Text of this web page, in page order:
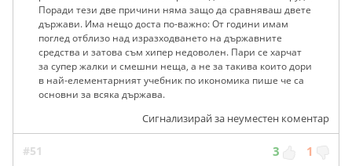
Поради тези две причини няма защо да сравняваш двете
държави. Има нещо доста по-важно: От години имам
поглед отблизо над изразходването на държавните
средства и затова съм хипер недоволен. Пари се харчат
за супер жалки и смешни неща, а не за такива които дори
в най-елементарният учебник по икономика пише че са
основни за всяка държава.
Сигнализирай за неуместен коментар
#51 3 1